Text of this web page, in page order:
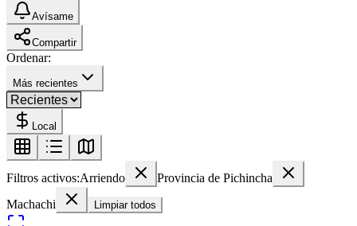
Avísame
Compartir
Ordenar:
Más recientes
Local
Filtros activos:Arriendo
Provincia de Pichincha
Machachi
Limpiar todos